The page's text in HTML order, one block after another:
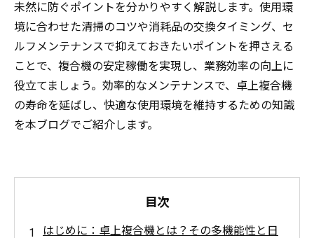
未然に防ぐポイントを分かりやすく解説します。使用環
境に合わせた清掃のコツや消耗品の交換タイミング、セ
ルフメンテナンスで抑えておきたいポイントを押さえる
ことで、複合機の安定稼働を実現し、業務効率の向上に
役立てましょう。効率的なメンテナンスで、卓上複合機
の寿命を延ばし、快適な使用環境を維持するための知識
を本ブログでご紹介します。
目次
はじめに：卓上複合機とは？その多機能性と日